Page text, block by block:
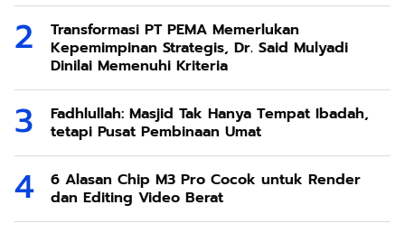
Transformasi PT PEMA Memerlukan
Kepemimpinan Strategis, Dr. Said Mulyadi
Dinilai Memenuhi Kriteria
Fadhlullah: Masjid Tak Hanya Tempat Ibadah,
tetapi Pusat Pembinaan Umat
6 Alasan Chip M3 Pro Cocok untuk Render
dan Editing Video Berat